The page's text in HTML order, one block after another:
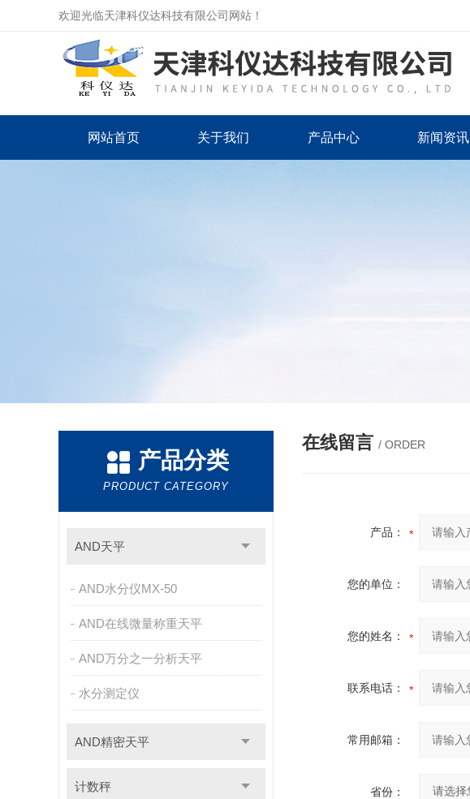
欢迎光临天津科仪达科技有限公司网站！
网站首页 关于我们 产品中心 新闻资讯
产品分类
PRODUCT CATEGORY
AND天平
AND水分仪MX-50
AND在线微量称重天平
AND万分之一分析天平
水分测定仪
AND精密天平
计数秤
在线留言 / ORDER
产品：
您的单位：
您的姓名：
联系电话：
常用邮箱：
省份：